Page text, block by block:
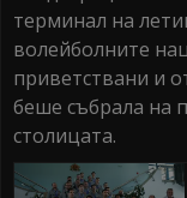
терминал на
волейболните
приветствани и
беше събрала на
столицата.